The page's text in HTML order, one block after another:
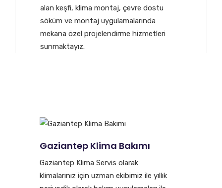
alan keşfi, klima montaj, çevre dostu
söküm ve montaj uygulamalarında
mekana özel projelendirme hizmetleri
sunmaktayız.
Gaziantep Klima Bakımı
Gaziantep Klima Servis olarak
klimalarınız için uzman ekibimiz ile yıllık